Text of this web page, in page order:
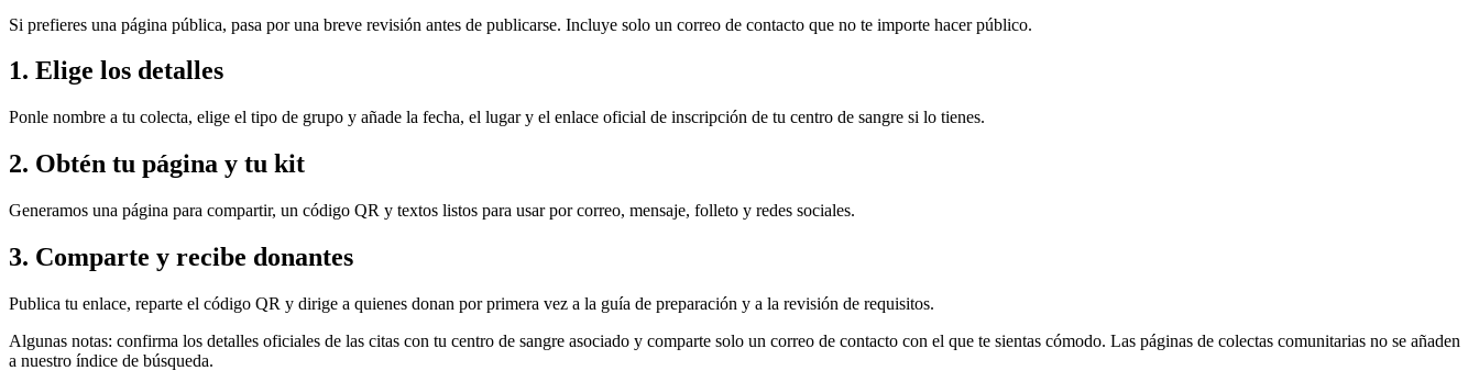
Si prefieres una página pública, pasa por una breve revisión antes de publicarse. Incluye solo un correo de contacto que no te importe hacer público.
1. Elige los detalles
Ponle nombre a tu colecta, elige el tipo de grupo y añade la fecha, el lugar y el enlace oficial de inscripción de tu centro de sangre si lo tienes.
2. Obtén tu página y tu kit
Generamos una página para compartir, un código QR y textos listos para usar por correo, mensaje, folleto y redes sociales.
3. Comparte y recibe donantes
Publica tu enlace, reparte el código QR y dirige a quienes donan por primera vez a la guía de preparación y a la revisión de requisitos.
Algunas notas: confirma los detalles oficiales de las citas con tu centro de sangre asociado y comparte solo un correo de contacto con el que te sientas cómodo. Las páginas de colectas comunitarias no se añaden
a nuestro índice de búsqueda.